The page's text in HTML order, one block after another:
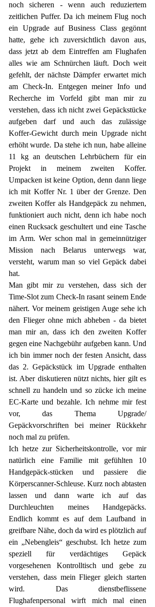
noch sicheren - wenn auch reduziertem
zeitlichen Puffer. Da ich meinem Flug noch
ein Upgrade auf Business Class gegönnt
hatte, gehe ich zuversichtlich davon aus,
dass jetzt ab dem Eintreffen am Flughafen
alles wie am Schnürchen läuft. Doch weit
gefehlt, der nächste Dämpfer erwartet mich
am Check-In. Entgegen meiner Info und
Recherche im Vorfeld gibt man mir zu
verstehen, dass ich nicht zwei Gepäckstücke
aufgeben darf und auch das zulässige
Koffer-Gewicht durch mein Upgrade nicht
erhöht wurde. Da stehe ich nun, habe alleine
11 kg an deutschen Lehrbüchern für ein
Projekt in meinem zweiten Koffer.
Umpacken ist keine Option, denn dann liege
ich mit Koffer Nr. 1 über der Grenze. Den
zweiten Koffer als Handgepäck zu nehmen,
funktioniert auch nicht, denn ich habe noch
einen Rucksack geschultert und eine Tasche
im Arm. Wer schon mal in gemeinnütziger
Mission nach Belarus unterwegs war,
versteht, warum man so viel Gepäck dabei
hat.
Man gibt mir zu verstehen, dass sich der
Time-Slot zum Check-In rasant seinem Ende
nähert. Vor meinem geistigen Auge sehe ich
den Flieger ohne mich abheben - da bietet
man mir an, dass ich den zweiten Koffer
gegen eine Nachgebühr aufgeben kann. Und
ich bin immer noch der festen Ansicht, dass
das 2. Gepäckstück im Upgrade enthalten
ist. Aber diskutieren nützt nichts, hier gilt es
schnell zu handeln und so zücke ich meine
EC-Karte und bezahle. Ich nehme mir fest
vor, das Thema Upgrade/
Gepäckvorschriften bei meiner Rückkehr
noch mal zu prüfen.
Ich hetze zur Sicherheitskontrolle, vor mir
natürlich eine Familie mit gefühlten 10
Handgepäck-stücken und passiere die
Körperscanner-Schleuse. Kurz noch abtasten
lassen und dann warte ich auf das
Durchleuchten meines Handgepäcks.
Endlich kommt es auf dem Laufband in
greifbare Nähe, doch da wird es plötzlich auf
ein „Nebengleis“ geschubst. Ich hetze zum
speziell für verdächtiges Gepäck
vorgesehenen Kontrolltisch und gebe zu
verstehen, dass mein Flieger gleich starten
wird. Das dienstbeflissene
Flughafenpersonal wirft mich mal einen